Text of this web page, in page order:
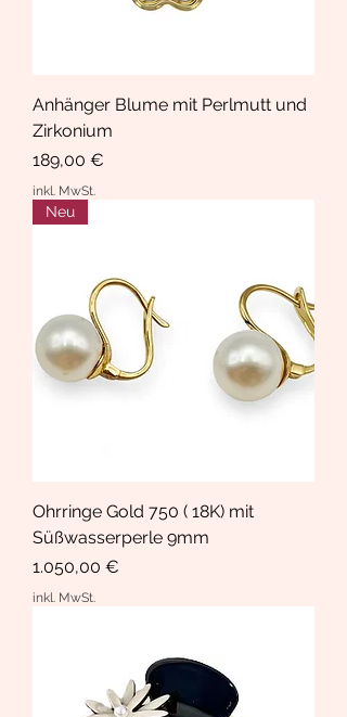
Anhänger Blume mit Perlmutt und
Zirkonium
Preis
189,00 €
inkl. MwSt.
Neu
Ohrringe Gold 750 ( 18K) mit
Süßwasserperle 9mm
Preis
1.050,00 €
inkl. MwSt.